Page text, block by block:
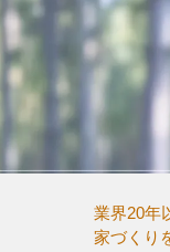
業界20年
家づくり